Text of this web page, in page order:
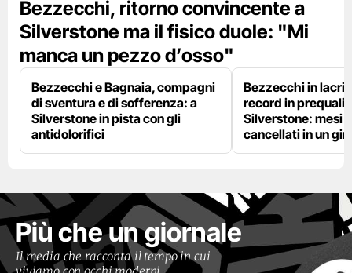
Bezzecchi, ritorno convincente a
Silverstone ma il fisico duole: "Mi
manca un pezzo d’osso"
Bezzecchi e Bagnaia, compagni
di sventura e di sofferenza: a
Silverstone in pista con gli
antidolorifici
Bezzecchi in
record in
Silverstone: mesi
cancellati in un
Più che un giornale
Il media che racconta il tempo in cui